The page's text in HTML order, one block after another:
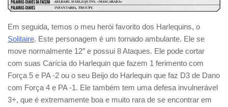
Em seguida, temos o meu herói favorito dos Harlequins, o
Solitaire. Este personagem é um tornado ambulante. Ele se
move normalmente 12″ e possui 8 Ataques. Ele pode cortar
com suas Carícia do Harlequin que fazem 1 ferimento com
Força 5 e PA -2 ou o seu Beijo do Harlequin que faz D3 de Dano
com Força 4 e PA -1. Ele também tem uma defesa invulnerável
3+, que é extremamente boa e muito rara de se encontrar em